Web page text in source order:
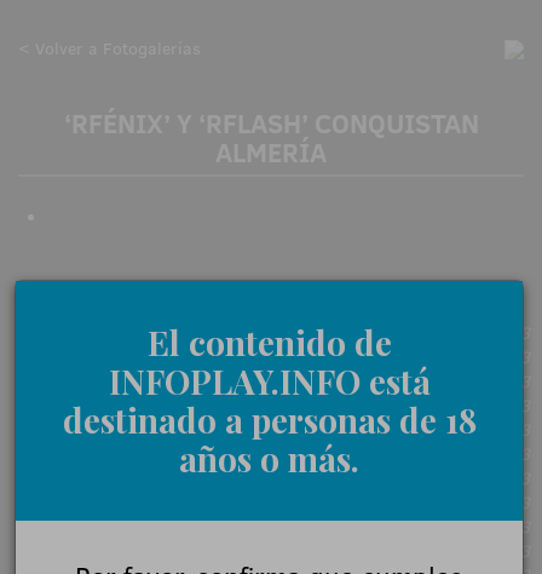
17-04-2023
17-04-2023
17-04-2023
El contenido de
INFOPLAY.INFO está
destinado a personas de 18
años o más.